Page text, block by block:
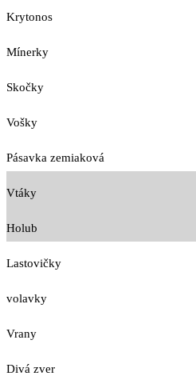
Krytonos
Mínerky
Skočky
Vošky
Pásavka zemiaková
Vtáky
Holub
Lastovičky
volavky
Vrany
Divá zver